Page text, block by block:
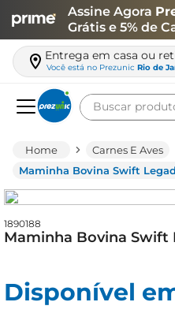
Assine Agora
Grátis e 5% de
Entrega em casa ou
Você está no Prezunic Rio de
Buscar
Carnes E Aves
Maminha Bovina Swift
1890188
Maminha Bovina Swift
Disponível
leite
queijo
biscoito